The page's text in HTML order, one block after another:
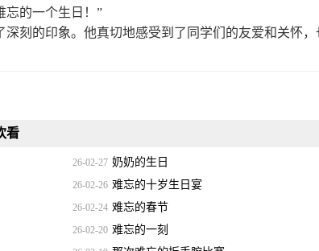
忘的一个生日！”
深刻的印象。他真切地感受到了同学们的友爱和关怀，
看
26-02-27 奶奶的生日
26-02-26 难忘的十岁生日宴
26-02-24 难忘的春节
26-02-20 难忘的一刻